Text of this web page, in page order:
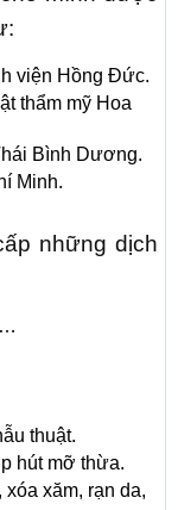
viện Hồng Đức.
thẩm mỹ Hoa
Bình Dương.
Minh.
những dịch
thuật.
hút mỡ thừa.
xăm, rạn da,